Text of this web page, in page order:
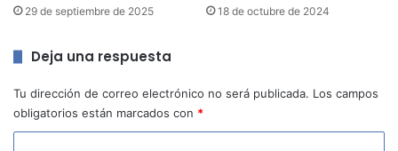
29 de septiembre de 2025 18 de octubre de 2024
Deja una respuesta
Tu dirección de correo electrónico no será publicada. Los campos
obligatorios están marcados con *